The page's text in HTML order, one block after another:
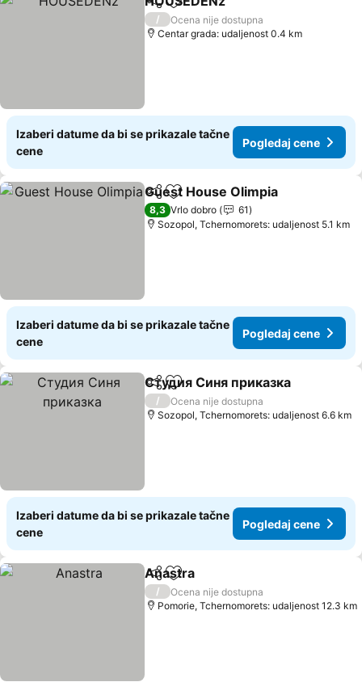
Deli Dodati u favorite
/
Ocena nije dostupna
Centar grada: udaljenost 0.4 km
Izaberi datume da bi se prikazale tačne
cene
Pogledaj cene
Deli Dodati u favorite
Guest House Olimpia
8,3 Vrlo dobro
61
Sozopol, Tchernomorets: udaljenost 5.1 km
Izaberi datume da bi se prikazale tačne
cene
Pogledaj cene
Deli Dodati u favorite
Студия Синя приказка
/
Ocena nije dostupna
Sozopol, Tchernomorets: udaljenost 6.6 km
Izaberi datume da bi se prikazale tačne
cene
Pogledaj cene
Deli Dodati u favorite
Anastra
/
Ocena nije dostupna
Pomorie, Tchernomorets: udaljenost 12.3 km